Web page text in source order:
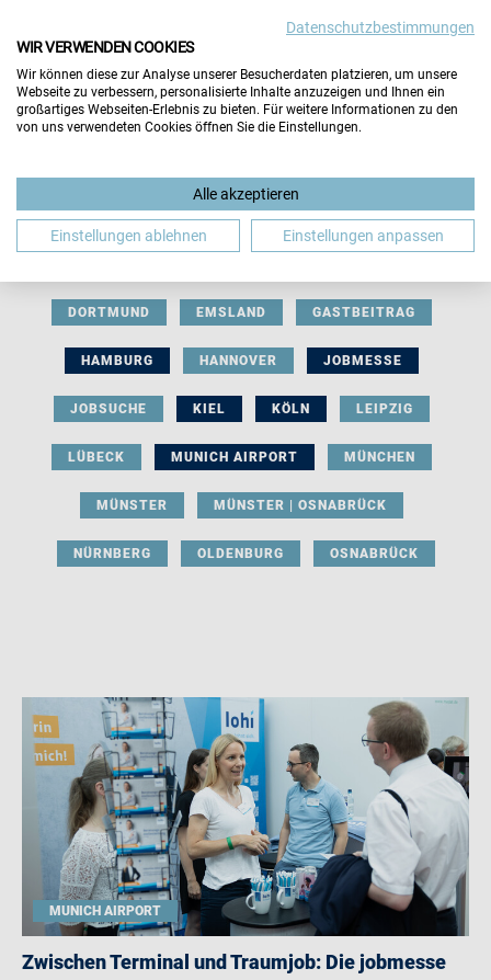
BERUFLICHE ORIENTIERUNG BEWERBUNG
DORTMUND EMSLAND GASTBEITRAG
HAMBURG HANNOVER JOBMESSE
JOBSUCHE KIEL KÖLN LEIPZIG
LÜBECK MUNICH AIRPORT MÜNCHEN
MÜNSTER MÜNSTER | OSNABRÜCK
NÜRNBERG OLDENBURG OSNABRÜCK
MUNICH AIRPORT
Zwischen Terminal und Traumjob: Die jobmesse
Datenschutzbestimmungen
WIR VERWENDEN COOKIES
Wir können diese zur Analyse unserer Besucherdaten platzieren, um unsere
Webseite zu verbessern, personalisierte Inhalte anzuzeigen und Ihnen ein
großartiges Webseiten-Erlebnis zu bieten. Für weitere Informationen zu den
von uns verwendeten Cookies öffnen Sie die Einstellungen.
Alle akzeptieren
Einstellungen ablehnen Einstellungen anpassen